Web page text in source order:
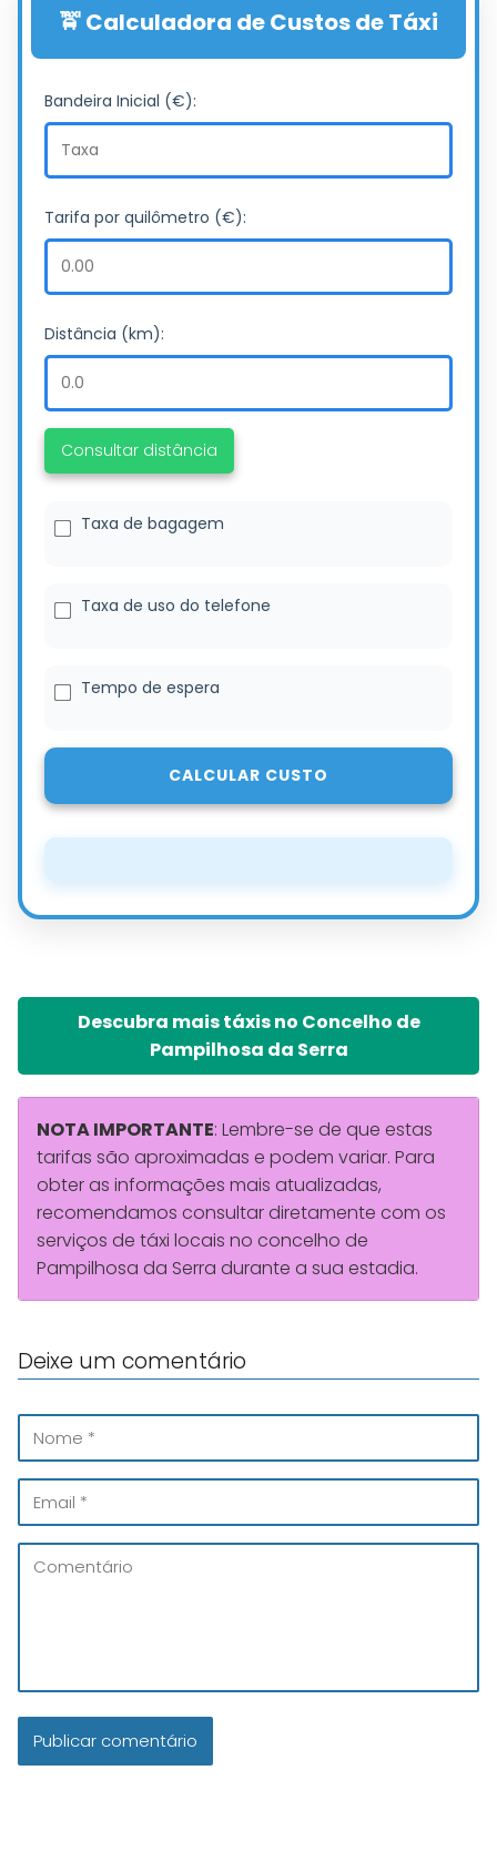
🚖 Calculadora de Custos de Táxi
Bandeira Inicial (€):
Tarifa por quilômetro (€):
Distância (km):
Consultar distância
Taxa de bagagem
Taxa de uso do telefone
Tempo de espera
CALCULAR CUSTO
Descubra mais táxis no Concelho de
Pampilhosa da Serra
NOTA IMPORTANTE: Lembre-se de que estas
tarifas são aproximadas e podem variar. Para
obter as informações mais atualizadas,
recomendamos consultar diretamente com os
serviços de táxi locais no concelho de
Pampilhosa da Serra durante a sua estadia.
Deixe um comentário